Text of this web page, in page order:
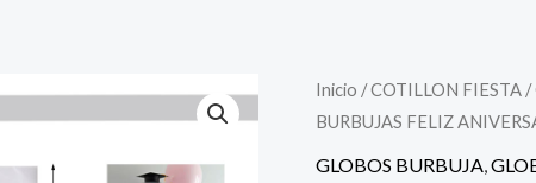
Inicio /COTILLON FIESTA /
BURBUJAS FELIZ
GLOBOS BURBUJA
El
El
Quantity